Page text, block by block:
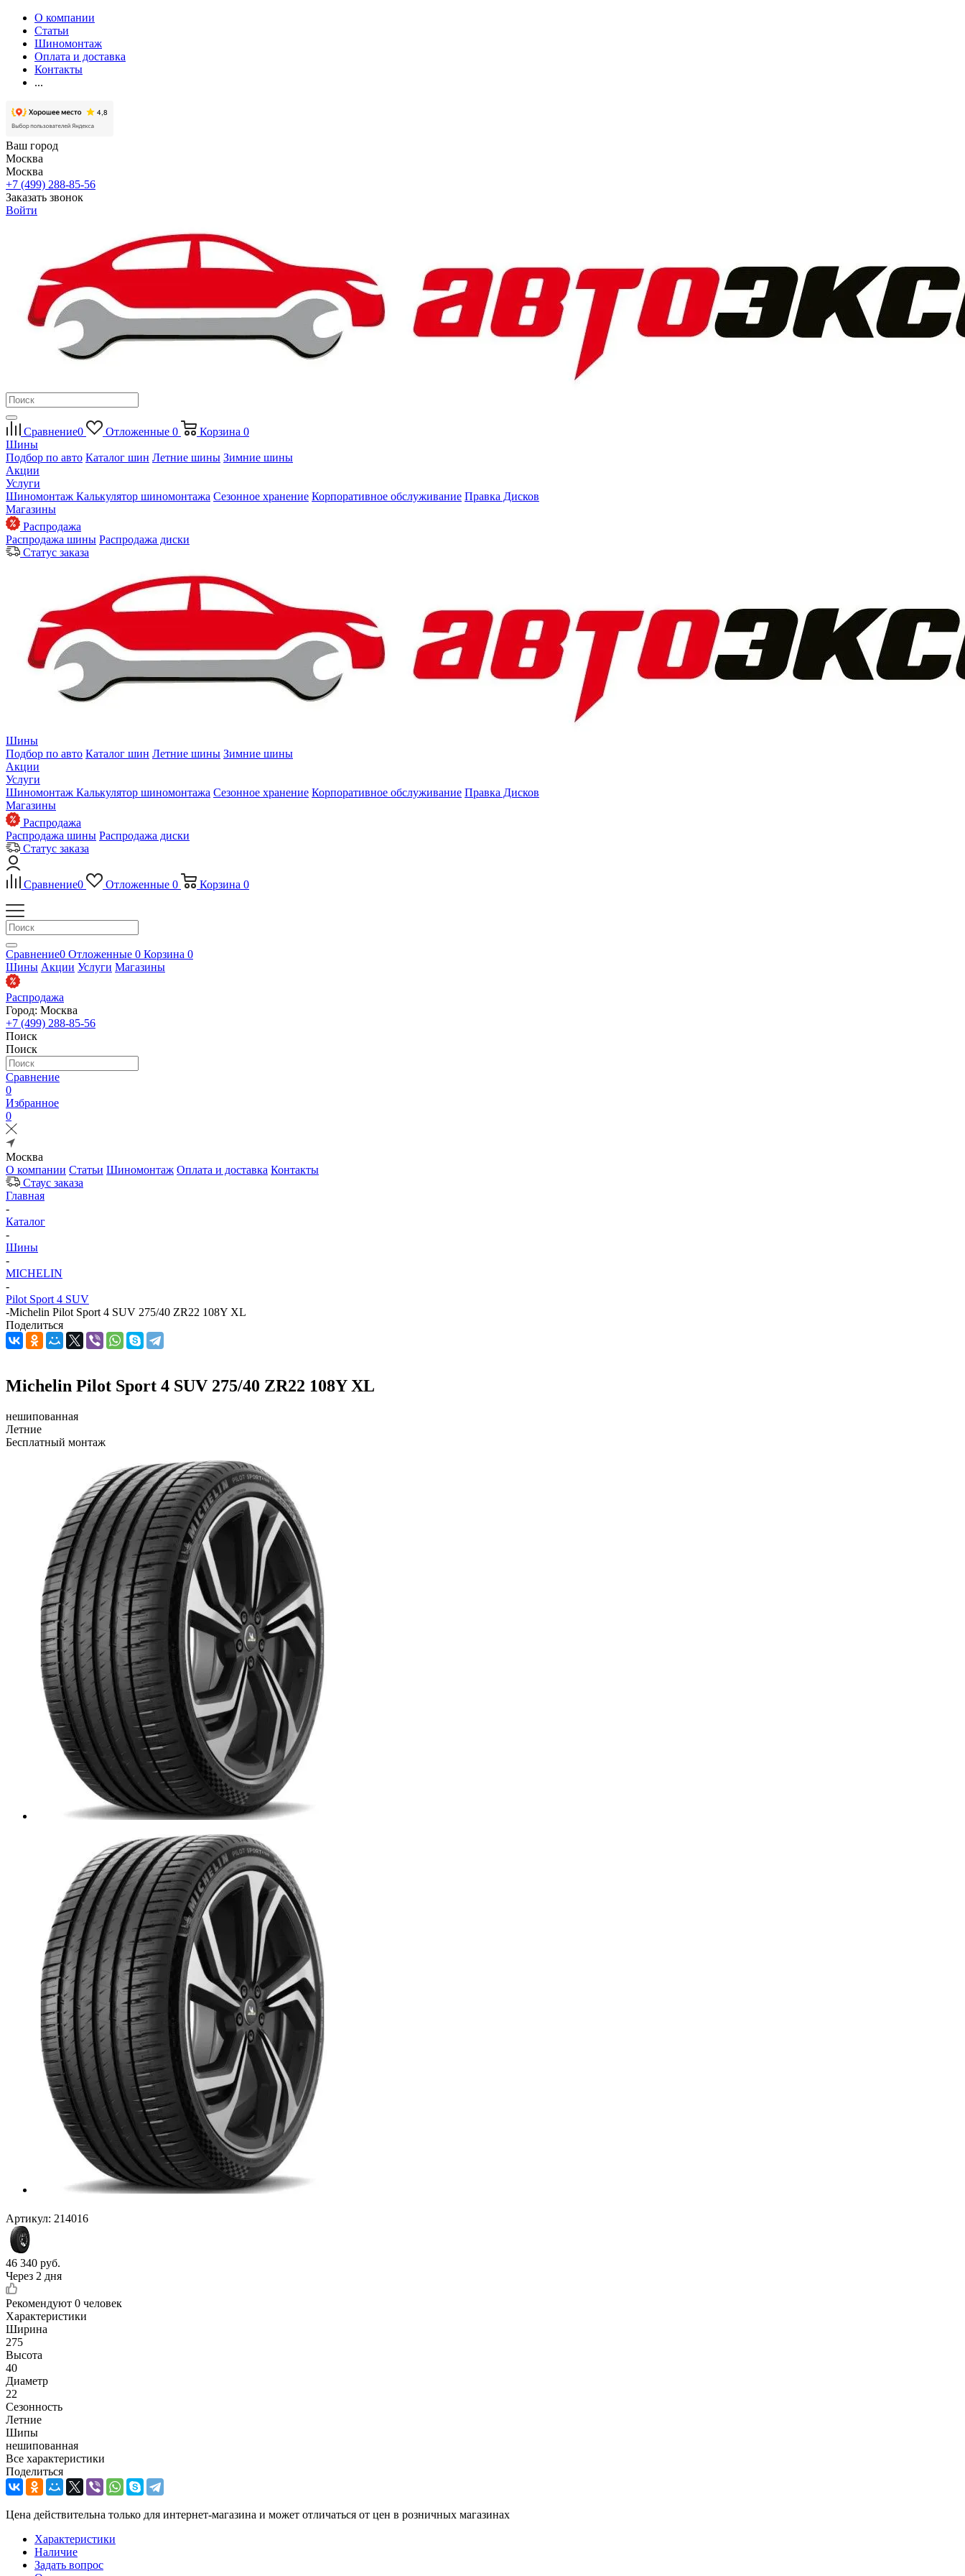
О компании
Статьи
Шиномонтаж
Оплата и доставка
Контакты
...
Ваш город
Москва
Москва
+7 (499) 288-85-56
Заказать звонок
Войти
Сравнение0 Отложенные 0 Корзина 0
Шины
Подбор по авто Каталог шин Летние шины Зимние шины
Акции
Услуги
Шиномонтаж Калькулятор шиномонтажа Сезонное хранение Корпоративное обслуживание Правка Дисков
Магазины
Распродажа
Распродажа шины Распродажа диски
Статус заказа
Шины
Подбор по авто Каталог шин Летние шины Зимние шины
Акции
Услуги
Шиномонтаж Калькулятор шиномонтажа Сезонное хранение Корпоративное обслуживание Правка Дисков
Магазины
Распродажа
Распродажа шины Распродажа диски
Статус заказа
Сравнение0 Отложенные 0 Корзина 0
Сравнение0 Отложенные 0 Корзина 0
Шины Акции Услуги Магазины
Распродажа
Город: Москва
+7 (499) 288-85-56
Поиск
Поиск
Сравнение
0
Избранное
0
Москва
О компании Статьи Шиномонтаж Оплата и доставка Контакты
Стаус заказа
Главная
-
Каталог
-
Шины
-
MICHELIN
-
Pilot Sport 4 SUV
-Michelin Pilot Sport 4 SUV 275/40 ZR22 108Y XL
Поделиться
Michelin Pilot Sport 4 SUV 275/40 ZR22 108Y XL
нешипованная
Летние
Бесплатный монтаж
Артикул: 214016
46 340 руб.
Через 2 дня
Рекомендуют 0 человек
Характеристики
Ширина
275
Высота
40
Диаметр
22
Сезонность
Летние
Шипы
нешипованная
Все характеристики
Поделиться
Цена действительна только для интернет-магазина и может отличаться от цен в розничных магазинах
Характеристики
Наличие
Задать вопрос